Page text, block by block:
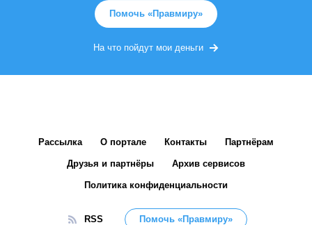
Помочь «Правмиру»
На что пойдут мои деньги
Рассылка О портале Контакты Партнёрам
Друзья и партнёры Архив сервисов
Политика конфиденциальности
RSS Помочь «Правмиру»